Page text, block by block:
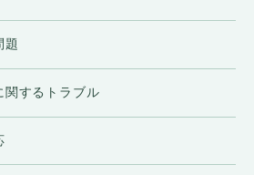
ます。
示を求められた場合
または財産の保護のために
あって、ご本人の同意を
である場合
題
関するトラブル